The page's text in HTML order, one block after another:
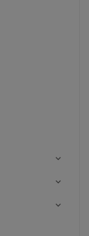
expand_more
expand_more
expand_more